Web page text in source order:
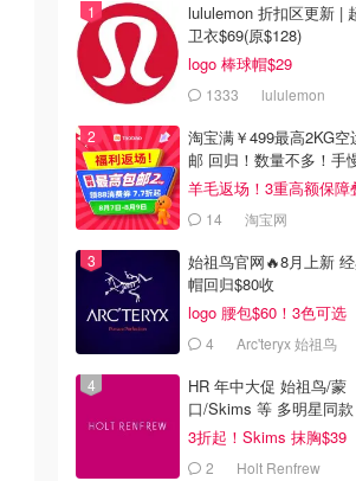
lululemon 折扣区更新 |
卫衣$69(原$128)
logo 棒球帽$29
1333 lululemon
淘宝满￥499最高2KG空
邮 回归！数量不多！手
羊毛返场！3重高额保障
14 淘宝网
始祖鸟官网🔥8月上新
帽回归$80收
logo 腰包$60！3色可选
4 Arc'teryx 始祖鸟
HR 年中大促 始祖鸟/蒙
口/Skims 等 多明星同款
3折起！Skims 抹胸$39
2 Holt Renfrew